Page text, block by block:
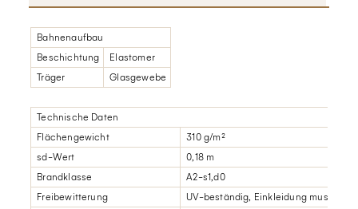
Bahnenaufbau
Beschichtung
Elastomer
Träger
Glasgewebe
Technische Daten
Flächengewicht
310 g/m²
sd-Wert
0,18 m
Brandklasse
A2-s1,d0
Freibewitterung
UV-beständig, Einkleidung muss